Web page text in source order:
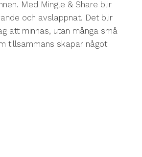
Med Mingle & Share blir
och avslappnat. Det blir
att minnas, utan många små
tillsammans skapar något